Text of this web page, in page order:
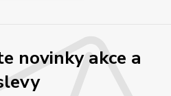
novinky akce a